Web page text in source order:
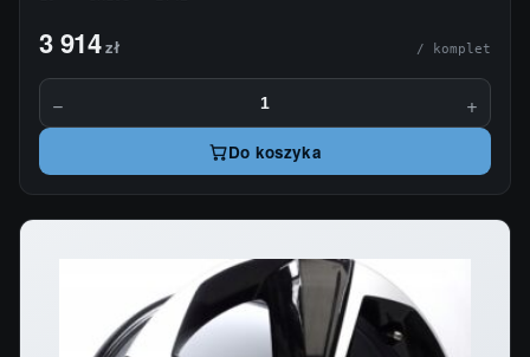
3 914zł / komplet
− +
Do koszyka